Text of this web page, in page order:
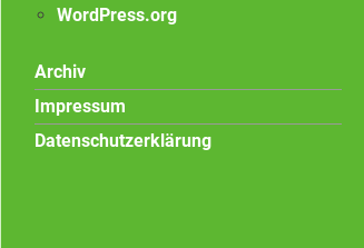
WordPress.org
Archiv
Impressum
Datenschutzerklärung